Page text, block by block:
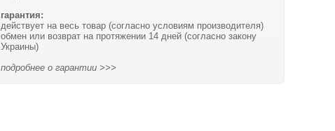
гарантия:
действует на весь товар (согласно условиям производителя)
обмен или возврат на протяжении 14 дней (согласно закону
Украины)
подробнее о гарантии >>>